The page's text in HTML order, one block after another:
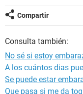
GLOSARIO
Compartir
Consulta también:
No sé si estoy
A los cuántos dias
Se puede estar
Que pasa si me da